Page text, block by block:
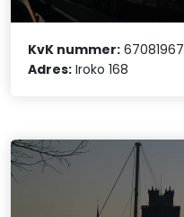
KvK nummer: 67081967
Adres: Iroko 168